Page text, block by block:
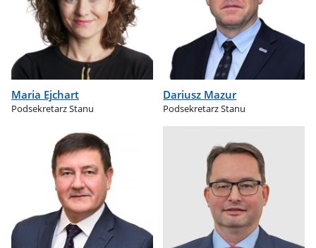
Maria Ejchart
Podsekretarz Stanu
Dariusz Mazur
Podsekretarz Stanu